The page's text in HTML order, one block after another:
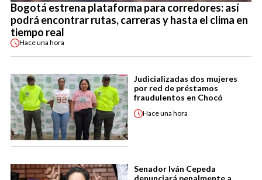
Bogotá estrena plataforma para corredores: así
podrá encontrar rutas, carreras y hasta el clima en
tiempo real
Haceuna hora
Judicializadas dos mujeres
por red de préstamos
fraudulentos en Chocó
Haceuna hora
Senador Iván Cepeda
denunciará penalmente a